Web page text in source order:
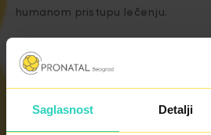
Saglasnost Detalji
humanom pristupu lečenju.
Ekspertske oblasti
dr Milošević je fokusiran na:
Regenerativnu i